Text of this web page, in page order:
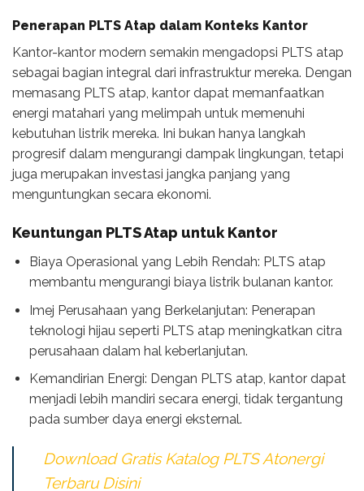
Penerapan PLTS Atap dalam Konteks Kantor
Kantor-kantor modern semakin mengadopsi PLTS atap
sebagai bagian integral dari infrastruktur mereka. Dengan
memasang PLTS atap, kantor dapat memanfaatkan
energi matahari yang melimpah untuk memenuhi
kebutuhan listrik mereka. Ini bukan hanya langkah
progresif dalam mengurangi dampak lingkungan, tetapi
juga merupakan investasi jangka panjang yang
menguntungkan secara ekonomi.
Keuntungan PLTS Atap untuk Kantor
Biaya Operasional yang Lebih Rendah: PLTS atap
membantu mengurangi biaya listrik bulanan kantor.
Imej Perusahaan yang Berkelanjutan: Penerapan
teknologi hijau seperti PLTS atap meningkatkan citra
perusahaan dalam hal keberlanjutan.
Kemandirian Energi: Dengan PLTS atap, kantor dapat
menjadi lebih mandiri secara energi, tidak tergantung
pada sumber daya energi eksternal.
Download Gratis Katalog PLTS Atonergi
Terbaru Disini